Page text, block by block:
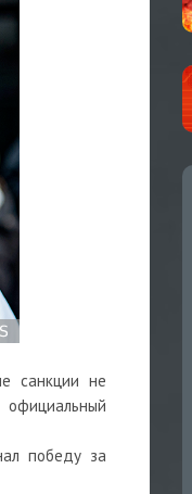
санкции не
победу за